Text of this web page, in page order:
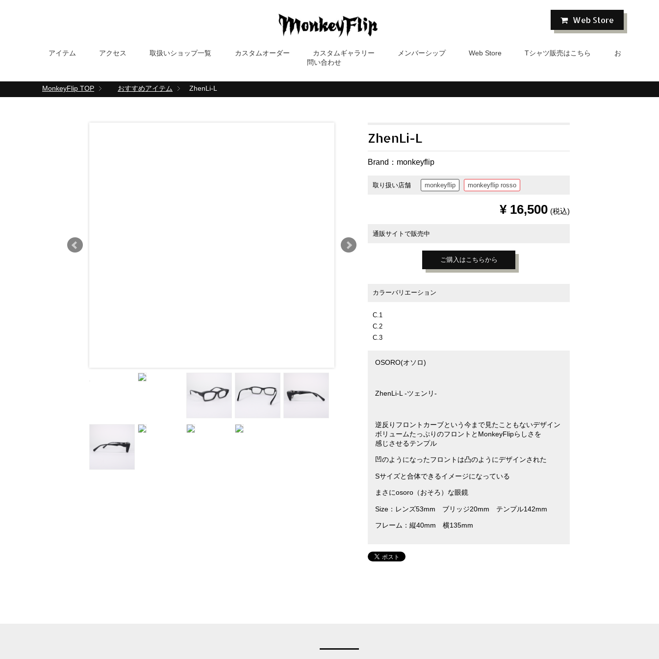
Web Store
アイテム アクセス 取扱いショップ一覧 カスタムオーダー カスタムギャラリー メンバーシップ Web Store Tシャツ販売はこちら
お
問い合わせ
MonkeyFlip TOP おすすめアイテム ZhenLi-L
ZhenLi-L
Brand： monkeyflip
取り扱い店舗 monkeyflip monkeyflip rosso
¥16,500 (税込)
通販サイトで販売中
ご購入はこちらから
カラーバリエーション
C.1
C.2
C.3
OSORO(オソロ)
ZhenLi-L -ツェンリ-
逆反りフロントカーブという今まで見たこともないデザイン
ボリュームたっぷりのフロントとMonkeyFlipらしさを
感じさせるテンプル
凹のようになったフロントは凸のようにデザインされた
Sサイズと合体できるイメージになっている
まさにosoro（おそろ）な眼鏡
Size：レンズ53mm ブリッジ20mm テンプル142mm
フレーム：縦40mm 横135mm